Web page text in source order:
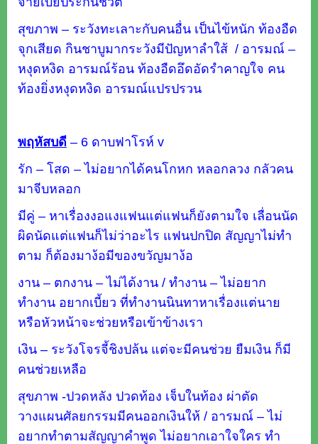
สุขภาพ – ระวังทะเลาะกับคนอื่น เป็นไข้หนัก ท้องอืด
จุกเสียด กินชาบูมากระวังมีปัญหาลำใส้ / อารมณ์ –
หงุดหงิด อารมณ์ร้อน ท้องอืดอึดอัดรำคาญใจ คน
ท้องยิ่งหงุดหงิด อารมณ์แปรปรวน
พฤหัสบดี – 6 ดาบฟาโรห์ v
รัก – โสด – ไม่อยากได้คนโกหก หลอกลวง กลัวคน
มาจีบหลอก
มีคู่ – หาเรื่องงอแงแฟนแต่แฟนก็ยังตามใจ เลื่อนนัด
ผิดนัดแต่แฟนก็ไม่ว่าอะไร แฟนปกปิด สัญญาไม่ทำ
ตาม ก็ต้องมาง้อมีของขวัญมาง้อ
งาน – ตกงาน – ไม่ได้งาน / ทำงาน – ไม่อยาก
ทำงาน อยากเบี้ยว ที่ทำงานนินทาหาเรื่องแต่นาย
หรือหัวหน้าจะช่วยหรือเข้าข้างเรา
เงิน – ระวังโจรจี้ชิงปล้น แต่จะมีคนช่วย ยืมเงิน ก็มี
คนช่วยเหลือ
สุขภาพ -ปวดหลัง ปวดท้อง เจ็บในท้อง ผ่าตัด
วางแผนศัลยกรรมมีคนออกเงินให้ / อารมณ์ – ไม่
อยากทำตามสัญญาคำพูด ไม่อยากเอาใจใคร ทำ